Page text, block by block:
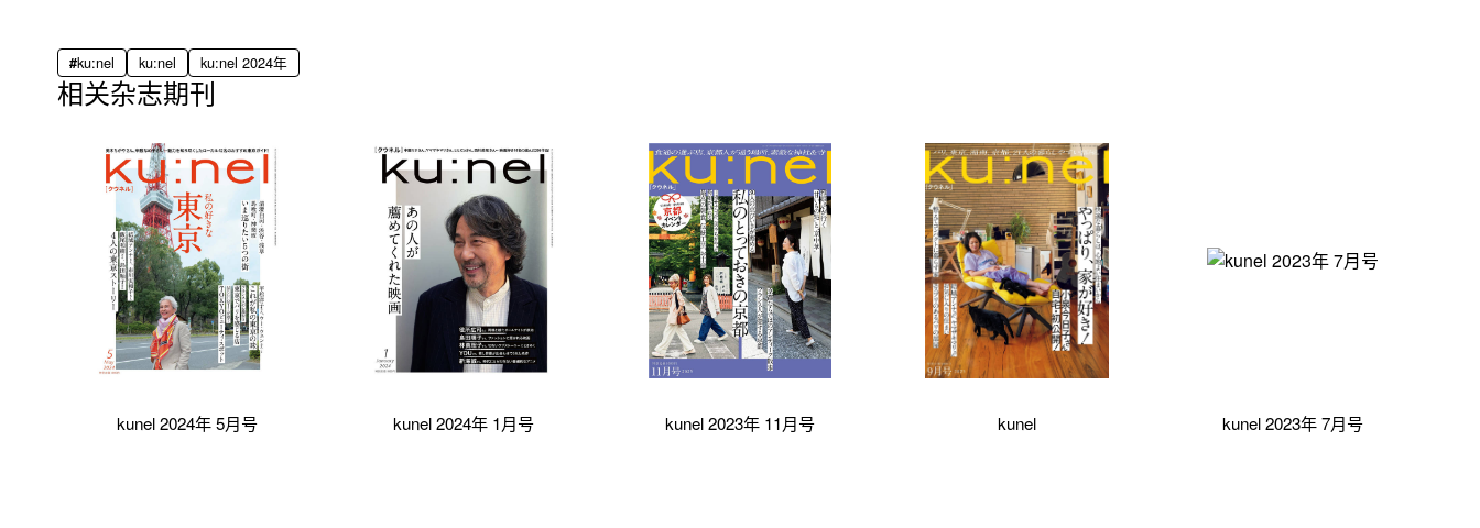
ku:nel ku:nel ku:nel 2024年
相关杂志期刊
kunel 2024年 5月号 kunel 2024年 1月号 kunel 2023年 11月号 kunel kunel 2023年 7月号